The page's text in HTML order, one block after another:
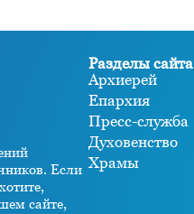
Если
сайте,
Разделы сайта
Архиерей
Епархия
Пресс-служба
Духовенство
Храмы